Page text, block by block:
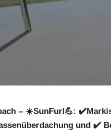
– ☀️SunFurl💪:
und ✔️